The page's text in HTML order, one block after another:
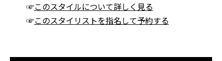
☞このスタイルについて詳しく見る
☞このスタイリストを指名して予約する